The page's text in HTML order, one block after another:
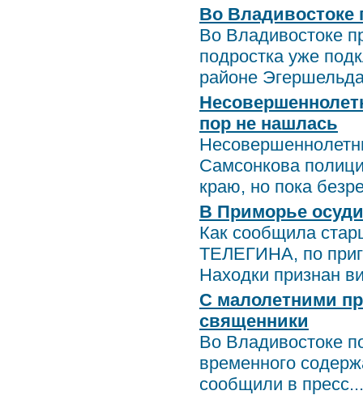
Во Владивостоке
Во Владивостоке
подростка уже
районе
пор не нашлась
Самсонкова
краю, но пока
В Приморье
Как сообщила
ТЕЛЕГИНА, по
Находки признан
С малолетними
священники
Во Владивостоке
временного
сообщили в пресс...